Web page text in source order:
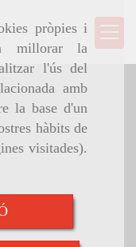
pròpies i
millorar la
l'ús del
amb
la base d'un
hàbits de
visitades).